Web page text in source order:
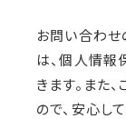
お問い合わ
は、個人情報
きます。また
ので、安心し